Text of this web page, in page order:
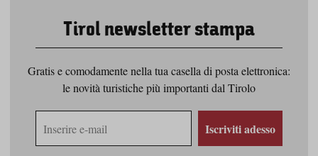
Tirol newsletter stampa
Gratis e comodamente nella tua casella di posta elettronica:
le novità turistiche più importanti dal Tirolo
Iscriviti adesso